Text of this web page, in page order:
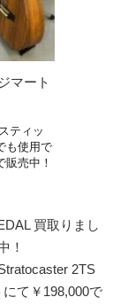
マート
ティッ
も使用で
販売中！
買取りまし
！
2TS
て￥198,000で